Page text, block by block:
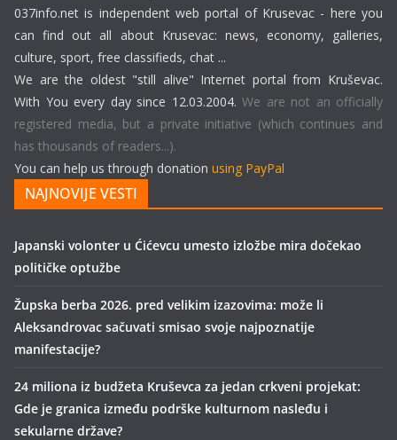
037info.net is independent web portal of Krusevac - here you
can find out all about Krusevac: news, economy, galleries,
culture, sport, free classifieds, chat ...
We are the oldest "still alive" Internet portal from Kruševac.
With You every day since 12.03.2004. We are not an officially
registered media, but a private initiative (which continues and
has thousands of readers...).
You can help us through donation using PayPal
NAJNOVIJE VESTI
Japanski volonter u Ćićevcu umesto izložbe mira dočekao
političke optužbe
Župska berba 2026. pred velikim izazovima: može li
Aleksandrovac sačuvati smisao svoje najpoznatije
manifestacije?
24 miliona iz budžeta Kruševca za jedan crkveni projekat:
Gde je granica između podrške kulturnom nasleđu i
sekularne države?